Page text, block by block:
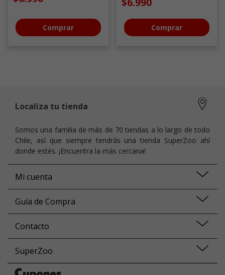
Comprar Comprar
Localiza tu tienda
Somos una familia de más de 70 tiendas a lo largo de todo
Chile, así que siempre tendrás una tienda SuperZoo ahí
donde estés. ¡Encuentra la más cercana!
Mi cuenta
Guía de Compra
Contacto
SuperZoo